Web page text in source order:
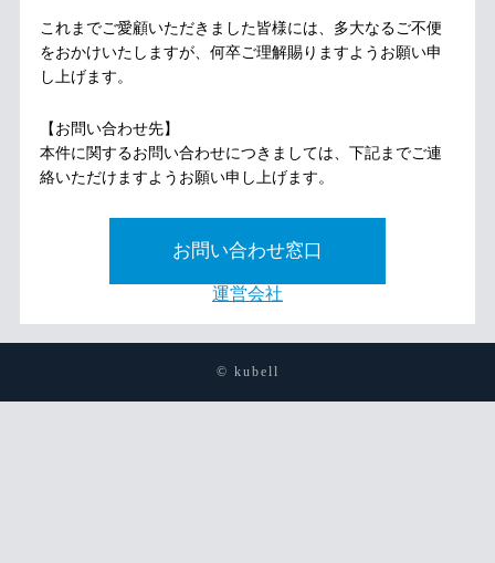
これまでご愛顧いただきました皆様には、多大なるご不便
をおかけいたしますが、何卒ご理解賜りますようお願い申
し上げます。
【お問い合わせ先】
本件に関するお問い合わせにつきましては、下記までご連
絡いただけますようお願い申し上げます。
お問い合わせ窓口
運営会社
© kubell